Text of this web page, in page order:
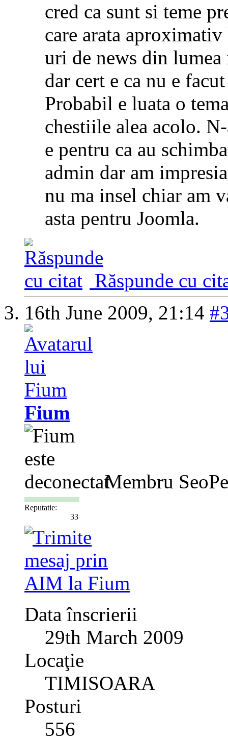
cred ca sunt si teme
care arata
uri de news din
dar cert e ca nu e
Probabil e luata o
chestiile alea acolo.
e pentru ca au
admin dar am
nu ma insel chiar am
asta pentru Joomla.
Răspunde cu
16th June 2009, 21:14
Fium
Membru
Reputatie:
33
Data înscrierii
29th March 2009
Locaţie
TIMISOARA
Posturi
556